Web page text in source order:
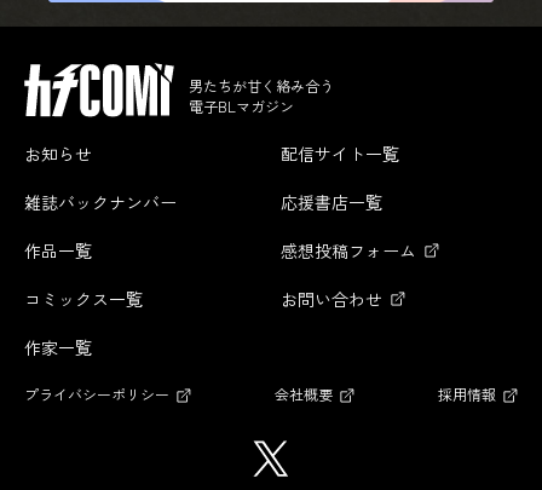
男たちが甘く絡み合う
電子BLマガジン
お知らせ
雑誌バックナンバー
作品一覧
コミックス一覧
作家一覧
配信サイト一覧
応援書店一覧
感想投稿フォーム
お問い合わせ
プライバシーポリシー 会社概要 採用情報